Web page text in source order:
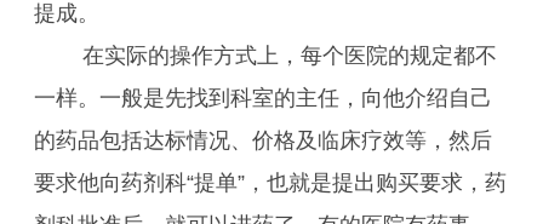
提成。
在实际的操作方式上，每个医院的规定都不
一样。一般是先找到科室的主任，向他介绍自己
的药品包括达标情况、价格及临床疗效等，然后
要求他向药剂科“提单”，也就是提出购买要求，药